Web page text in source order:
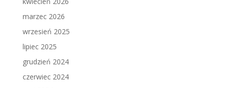
marzec 2026
wrzesień 2025
lipiec 2025
grudzień 2024
czerwiec 2024